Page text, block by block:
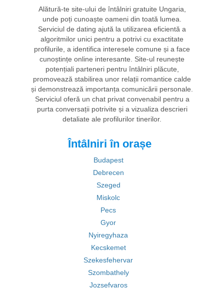
Alătură-te site-ului de întâlniri gratuite Ungaria,
unde poți cunoaște oameni din toată lumea.
Serviciul de dating ajută la utilizarea eficientă a
algoritmilor unici pentru a potrivi cu exactitate
profilurile, a identifica interesele comune și a face
cunoștințe online interesante. Site-ul reunește
potențiali parteneri pentru întâlniri plăcute,
promovează stabilirea unor relații romantice calde
și demonstrează importanța comunicării personale.
Serviciul oferă un chat privat convenabil pentru a
purta conversații potrivite și a vizualiza descrieri
detaliate ale profilurilor tinerilor.
Întâlniri în orașe
Budapest
Debrecen
Szeged
Miskolc
Pecs
Gyor
Nyiregyhaza
Kecskemet
Szekesfehervar
Szombathely
Jozsefvaros